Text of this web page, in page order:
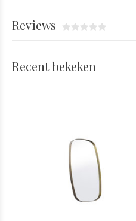
Reviews
Recent bekeken